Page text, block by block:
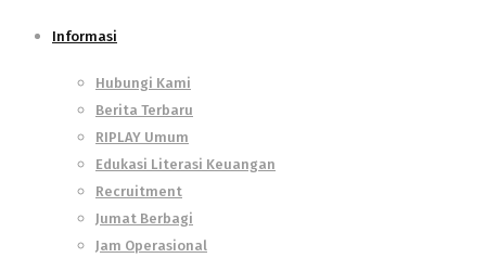
Informasi
Hubungi Kami
Berita Terbaru
RIPLAY Umum
Edukasi Literasi Keuangan
Recruitment
Jumat Berbagi
Jam Operasional